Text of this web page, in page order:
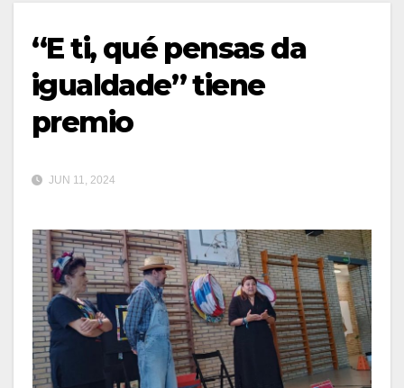
“E ti, qué pensas da
igualdade” tiene
premio
JUN 11, 2024